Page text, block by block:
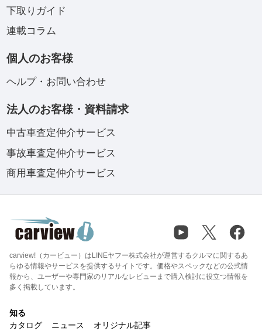
下取りガイド
連載コラム
個人のお客様
ヘルプ・お問い合わせ
法人のお客様・資料請求
中古車査定仲介サービス
事故車査定仲介サービス
商用車査定仲介サービス
carview!（カービュー）はLINEヤフー株式会社が運営するクルマに関するあ
らゆる情報やサービスを提供するサイトです。価格やスペックなどの公式情
報から、ユーザーや専門家のリアルなレビューまで購入検討に役立つ情報を
多く掲載しています。
知る
カタログ
ニュース オリジナル記事